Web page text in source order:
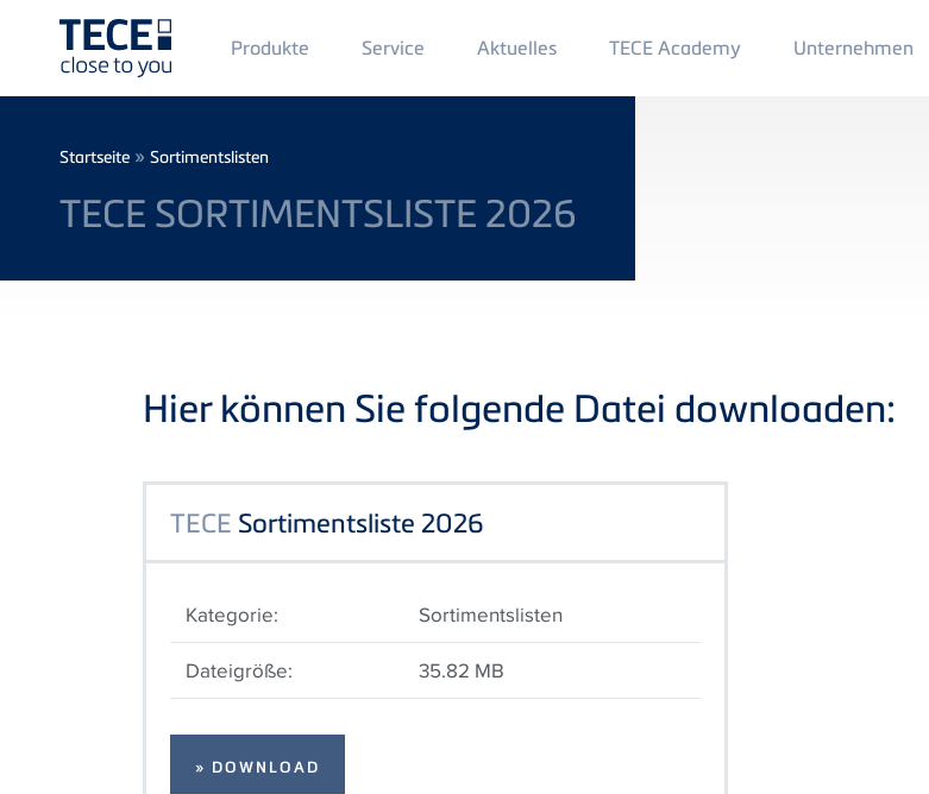
Main
Menü
1
Produkte Service Aktuelles TECE Academy Main
Menu
Unternehmen
Breadcrumb
Startseite » Sortimentslisten
TECE SORTIMENTSLISTE 2026
Hier können Sie folgende Datei downloaden:
TECE Sortimentsliste 2026
Kategorie:
Sortimentslisten
Dateigröße:
35.82 MB
» DOWNLOAD